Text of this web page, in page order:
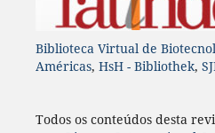
Biblioteca Virtual de
Américas, HsH - Bibliothek,
Todos os conteúdos desta